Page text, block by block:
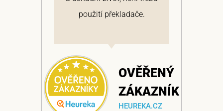
použití překladače.
OVĚŘENÝ
ZÁKAZNÍK
HEUREKA.CZ